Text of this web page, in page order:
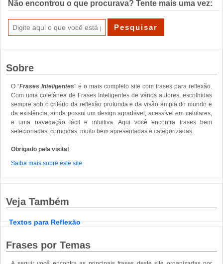
Não encontrou o que procurava? Tente mais uma vez:
Sobre
O “Frases Inteligentes” é o mais completo site com frases para reflexão.
Com uma coletânea de Frases Inteligentes de vários autores, escolhidas
sempre sob o critério da reflexão profunda e da visão ampla do mundo e
da existência, ainda possui um design agradável, acessível em celulares,
e uma navegação fácil e intuitiva. Aqui você encontra frases bem
selecionadas, corrigidas, muito bem apresentadas e categorizadas.
Obrigado pela visita!
Saiba mais sobre este site
Veja Também
Textos para Reflexão
Frases por Temas